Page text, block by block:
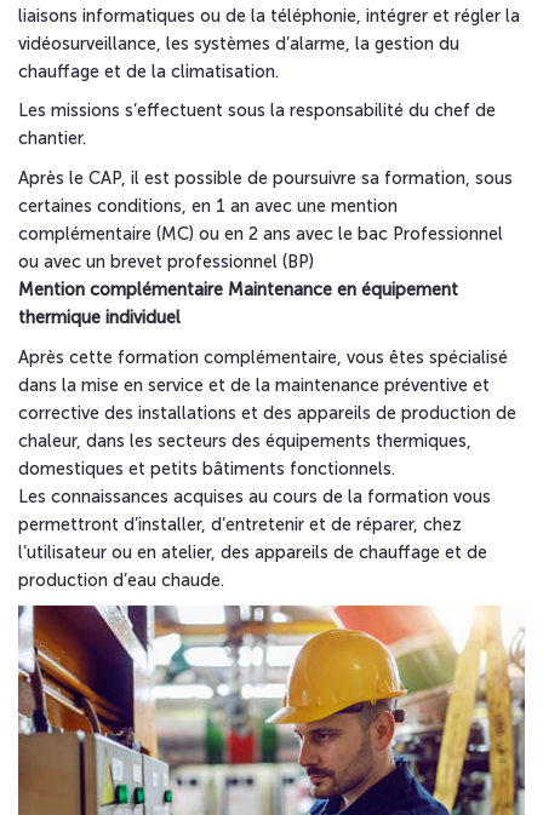
liaisons informatiques ou de la téléphonie, intégrer et régler la
vidéosurveillance, les systèmes d’alarme, la gestion du
chauffage et de la climatisation.
Les missions s’effectuent sous la responsabilité du chef de
chantier.
Après le CAP, il est possible de poursuivre sa formation, sous
certaines conditions, en 1 an avec une mention
complémentaire (MC) ou en 2 ans avec le bac Professionnel
ou avec un brevet professionnel (BP)
Mention complémentaire Maintenance en équipement
thermique individuel
Après cette formation complémentaire, vous êtes spécialisé
dans la mise en service et de la maintenance préventive et
corrective des installations et des appareils de production de
chaleur, dans les secteurs des équipements thermiques,
domestiques et petits bâtiments fonctionnels.
Les connaissances acquises au cours de la formation vous
permettront d’installer, d’entretenir et de réparer, chez
l’utilisateur ou en atelier, des appareils de chauffage et de
production d’eau chaude.